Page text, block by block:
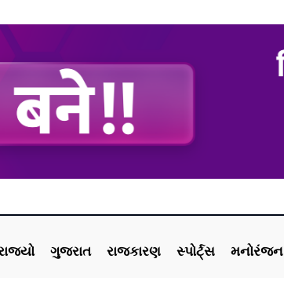
ગુજરાત રાજકારણ સ્પોર્ટ્સ મનોરંજન